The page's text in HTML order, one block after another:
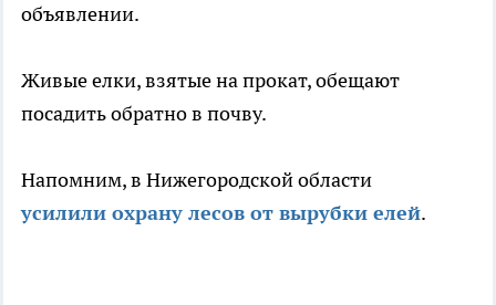
объявлении.
Живые елки, взятые на прокат, обещают
посадить обратно в почву.
Напомним, в Нижегородской области
усилили охрану лесов от вырубки елей.